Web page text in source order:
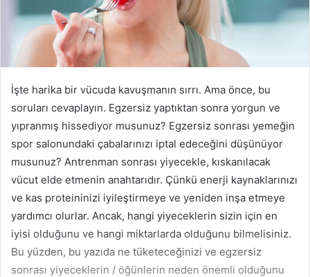
İşte harika bir vücuda kavuşmanın sırrı. Ama önce, bu
soruları cevaplayın. Egzersiz yaptıktan sonra yorgun ve
yıpranmış hissediyor musunuz? Egzersiz sonrası yemeğin
spor salonundaki çabalarınızı iptal edeceğini düşünüyor
musunuz? Antrenman sonrası yiyecekle, kıskanılacak
vücut elde etmenin anahtarıdır. Çünkü enerji kaynaklarınızı
ve kas proteininizi iyileştirmeye ve yeniden inşa etmeye
yardımcı olurlar. Ancak, hangi yiyeceklerin sizin için en
iyisi olduğunu ve hangi miktarlarda olduğunu bilmelisiniz.
Bu yüzden, bu yazıda ne tüketeceğinizi ve egzersiz
sonrası yiyeceklerin / öğünlerin neden önemli olduğunu